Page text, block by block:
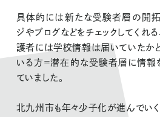
具体的には新たな受験者層の開拓
ジやブログなどをチェックしてくれ
護者には学校情報は届いていたか
いる方＝潜在的な受験者層に情報
ていました。
北九州市も年々少子化が進んでい